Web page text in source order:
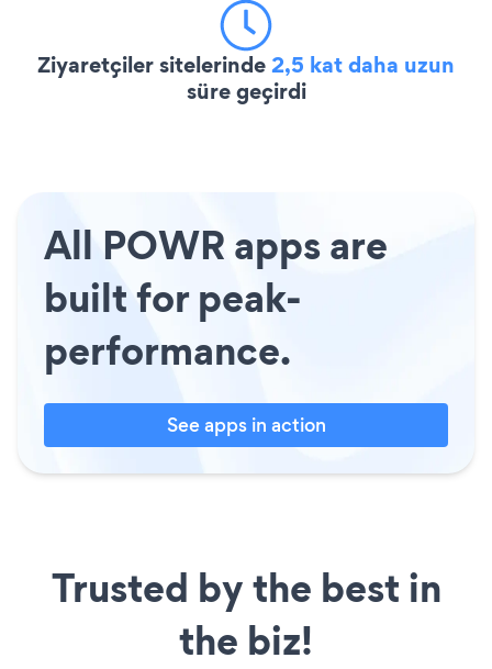
Ziyaretçiler sitelerinde2,5 kat daha uzun
süre geçirdi
All POWR apps are
built for peak-
performance.
See apps in action
Trusted by the best in
the biz!